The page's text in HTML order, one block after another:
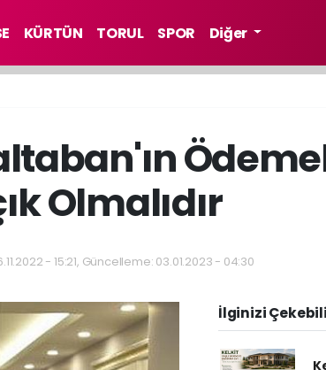
KÜRTÜN TORUL SPOR Diğer
Olmalıdır
- 15:21, Güncelleme: 03.01.2023 - 04:30
İlginizi